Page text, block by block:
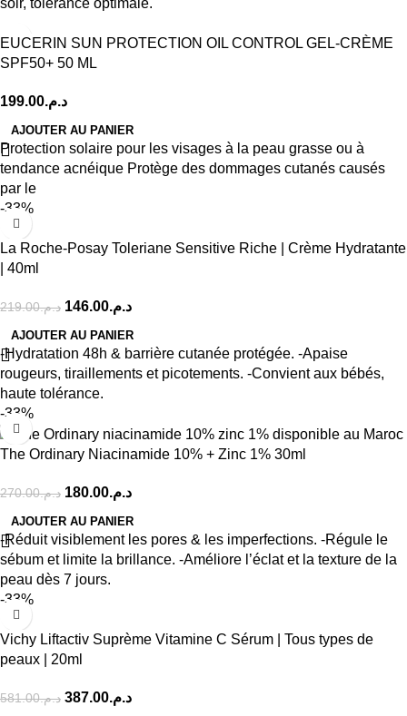
soir, tolérance optimale.
EUCERIN SUN PROTECTION OIL CONTROL GEL-CRÈME
SPF50+ 50 ML
د.م.199.00
AJOUTER AU PANIER
Protection solaire pour les visages à la peau grasse ou à
tendance acnéique Protège des dommages cutanés causés
par le
-33%
La Roche-Posay Toleriane Sensitive Riche | Crème Hydratante
| 40ml
د.م.219.00 د.م.146.00
AJOUTER AU PANIER
-Hydratation 48h & barrière cutanée protégée. -Apaise
rougeurs, tiraillements et picotements. -Convient aux bébés,
haute tolérance.
-33%
The Ordinary Niacinamide 10% + Zinc 1% 30ml
د.م.270.00 د.م.180.00
AJOUTER AU PANIER
-Réduit visiblement les pores & les imperfections. -Régule le
sébum et limite la brillance. -Améliore l’éclat et la texture de la
peau dès 7 jours.
-33%
Vichy Liftactiv Suprème Vitamine C Sérum | Tous types de
peaux | 20ml
د.م.581.00 د.م.387.00